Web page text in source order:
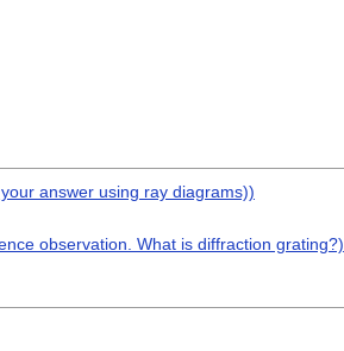
answer using ray diagrams))
observation. What is diffraction grating?)